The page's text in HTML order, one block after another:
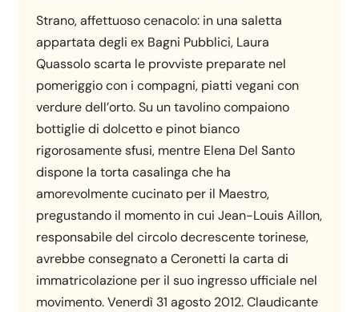
Strano, affettuoso cenacolo: in una saletta
appartata degli ex Bagni Pubblici, Laura
Quassolo scarta le provviste preparate nel
pomeriggio con i compagni, piatti vegani con
verdure dell’orto. Su un tavolino compaiono
bottiglie di dolcetto e pinot bianco
rigorosamente sfusi, mentre Elena Del Santo
dispone la torta casalinga che ha
amorevolmente cucinato per il Maestro,
pregustando il momento in cui Jean-Louis Aillon,
responsabile del circolo decrescente torinese,
avrebbe consegnato a Ceronetti la carta di
immatricolazione per il suo ingresso ufficiale nel
movimento. Venerdì 31 agosto 2012. Claudicante